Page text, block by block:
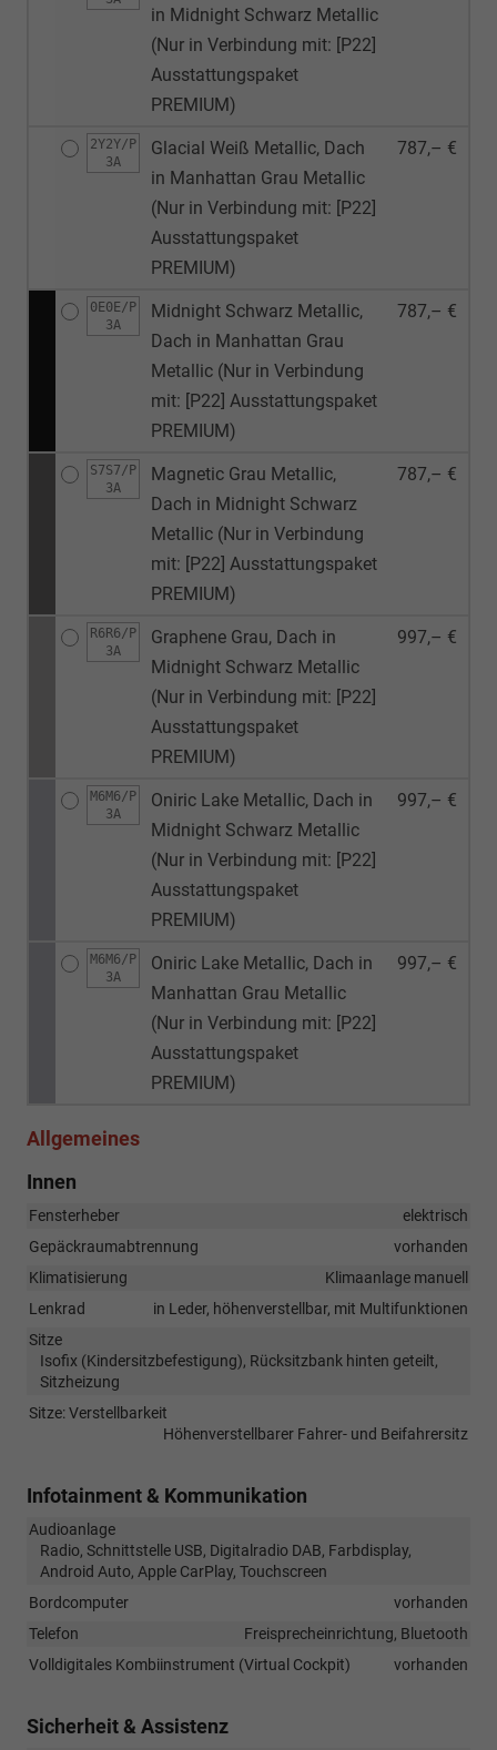
in Midnight Schwarz Metallic
(Nur in Verbindung mit: [P22]
Ausstattungspaket
PREMIUM)
2Y2Y/P
3A
Glacial Weiß Metallic, Dach
in Manhattan Grau Metallic
(Nur in Verbindung mit: [P22]
Ausstattungspaket
PREMIUM)
787,– €
0E0E/P
3A
Midnight Schwarz Metallic,
Dach in Manhattan Grau
Metallic (Nur in Verbindung
mit: [P22] Ausstattungspaket
PREMIUM)
787,– €
S7S7/P
3A
Magnetic Grau Metallic,
Dach in Midnight Schwarz
Metallic (Nur in Verbindung
mit: [P22] Ausstattungspaket
PREMIUM)
787,– €
R6R6/P
3A
Graphene Grau, Dach in
Midnight Schwarz Metallic
(Nur in Verbindung mit: [P22]
Ausstattungspaket
PREMIUM)
997,– €
M6M6/P
3A
Oniric Lake Metallic, Dach in
Midnight Schwarz Metallic
(Nur in Verbindung mit: [P22]
Ausstattungspaket
PREMIUM)
997,– €
M6M6/P
3A
Oniric Lake Metallic, Dach in
Manhattan Grau Metallic
(Nur in Verbindung mit: [P22]
Ausstattungspaket
PREMIUM)
997,– €
Allgemeines
Innen
Fensterheber
elektrisch
Gepäckraumabtrennung
vorhanden
Klimatisierung
Klimaanlage manuell
Lenkrad
in Leder, höhenverstellbar, mit Multifunktionen
Sitze
Isofix (Kindersitzbefestigung), Rücksitzbank hinten geteilt,
Sitzheizung
Sitze: Verstellbarkeit
Höhenverstellbarer Fahrer- und Beifahrersitz
Infotainment & Kommunikation
Audioanlage
Radio, Schnittstelle USB, Digitalradio DAB, Farbdisplay,
Android Auto, Apple CarPlay, Touchscreen
Bordcomputer
vorhanden
Telefon
Freisprecheinrichtung, Bluetooth
Volldigitales Kombiinstrument (Virtual Cockpit)
vorhanden
Sicherheit & Assistenz